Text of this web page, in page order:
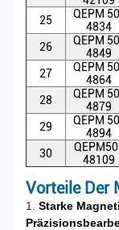
25
QEPM
4834
26
QEPM
4849
27
QEPM
4864
28
QEPM
4879
29
QEPM
4894
30
48109
Vorteile Der
1. Starke